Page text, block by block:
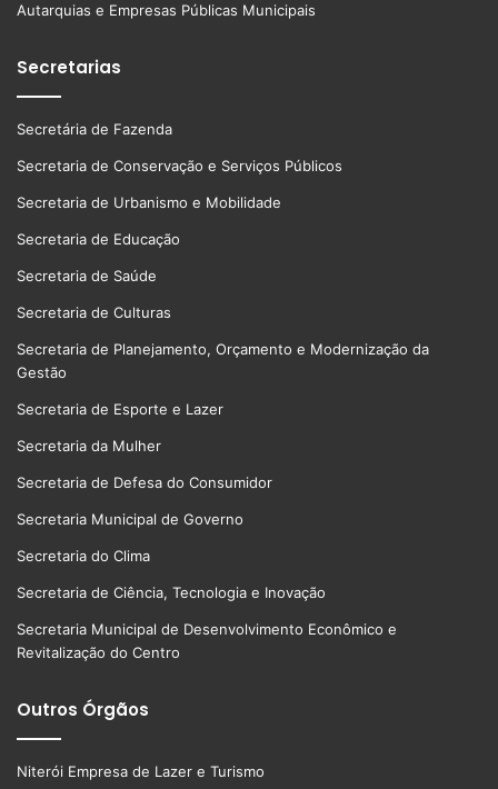
Autarquias e Empresas Públicas Municipais
Secretarias
Secretária de Fazenda
Secretaria de Conservação e Serviços Públicos
Secretaria de Urbanismo e Mobilidade
Secretaria de Educação
Secretaria de Saúde
Secretaria de Culturas
Secretaria de Planejamento, Orçamento e Modernização da
Gestão
Secretaria de Esporte e Lazer
Secretaria da Mulher
Secretaria de Defesa do Consumidor
Secretaria Municipal de Governo
Secretaria do Clima
Secretaria de Ciência, Tecnologia e Inovação
Secretaria Municipal de Desenvolvimento Econômico e
Revitalização do Centro
Outros Órgãos
Niterói Empresa de Lazer e Turismo